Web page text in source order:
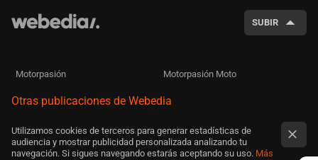
SUBIR
Motorpasión Motorpasión Moto
Otras publicaciones de Webedia
Utilizamos cookies de terceros para generar estadísticas de
audiencia y mostrar publicidad personalizada analizando tu
navegación. Si sigues navegando estarás aceptando su uso. Más